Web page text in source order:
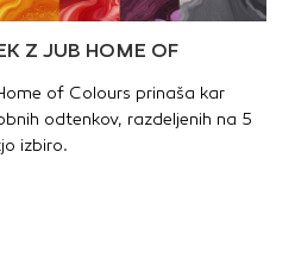
Z JUB HOME OF
of Colours prinaša kar
odtenkov, razdeljenih na 5
izbiro.